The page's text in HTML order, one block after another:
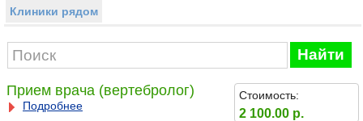
Клиники рядом
Найти
Прием врача (вертебролог)
Подробнее
Стоимость:
2 100.00 р.